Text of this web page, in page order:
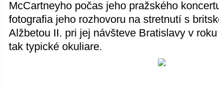
McCartneyho počas jeho pražského
fotografia jeho rozhovoru na stretnutí s
Alžbetou II. pri jej návšteve Bratislavy v
tak typické okuliare.